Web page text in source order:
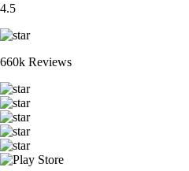
4.5
660k Reviews